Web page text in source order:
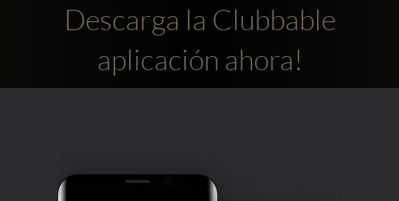
Descarga la Clubbable
aplicación ahora!